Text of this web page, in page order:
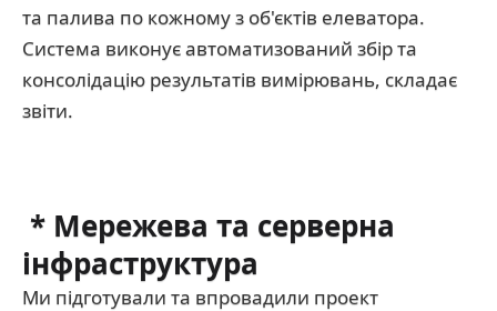
та палива по кожному з об'єктів елеватора.
Система виконує автоматизований збір та
консолідацію результатів вимірювань, складає
звіти.
* Мережева та серверна
інфраструктура
Ми підготували та впровадили проект